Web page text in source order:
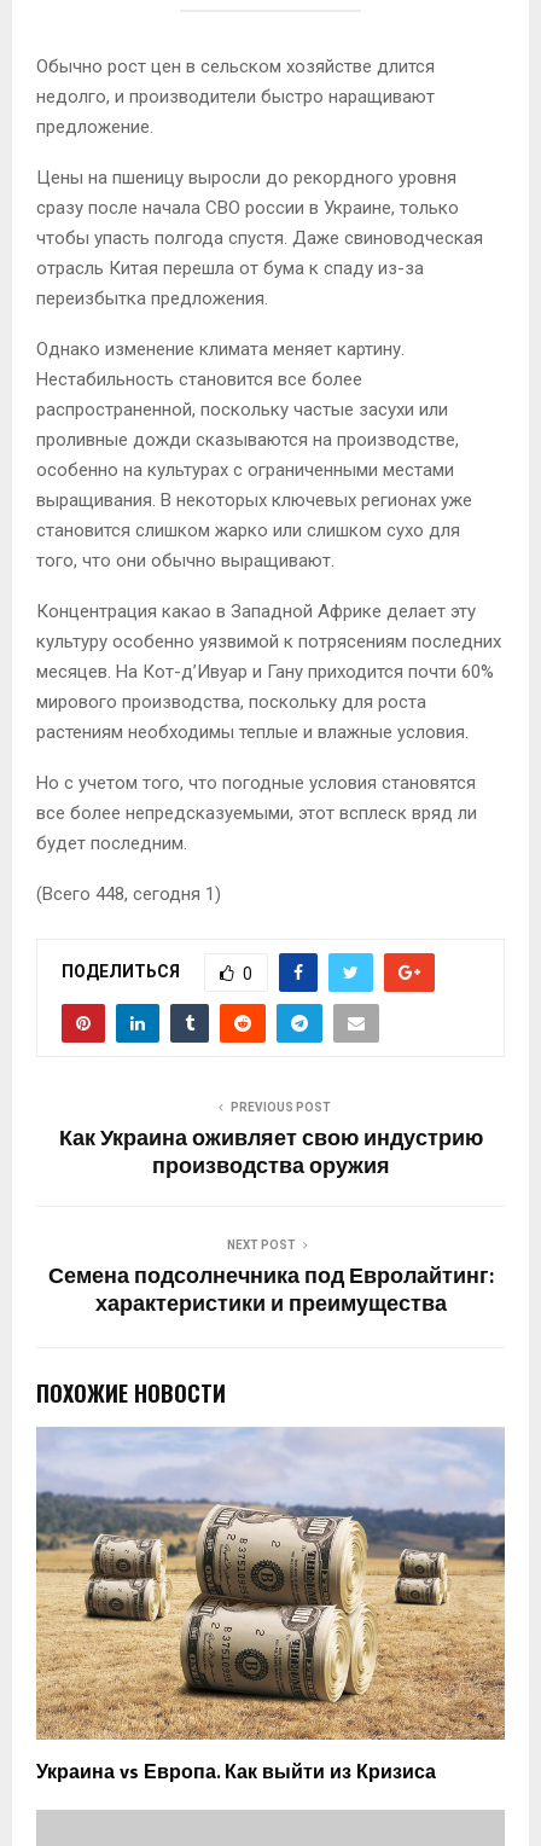
Обычно рост цен в сельском хозяйстве длится
недолго, и производители быстро наращивают
предложение.
Цены на пшеницу выросли до рекордного уровня
сразу после начала СВО россии в Украине, только
чтобы упасть полгода спустя. Даже свиноводческая
отрасль Китая перешла от бума к спаду из-за
переизбытка предложения.
Однако изменение климата меняет картину.
Нестабильность становится все более
распространенной, поскольку частые засухи или
проливные дожди сказываются на производстве,
особенно на культурах с ограниченными местами
выращивания. В некоторых ключевых регионах уже
становится слишком жарко или слишком сухо для
того, что они обычно выращивают.
Концентрация какао в Западной Африке делает эту
культуру особенно уязвимой к потрясениям последних
месяцев. На Кот-д’Ивуар и Гану приходится почти 60%
мирового производства, поскольку для роста
растениям необходимы теплые и влажные условия.
Но с учетом того, что погодные условия становятся
все более непредсказуемыми, этот всплеск вряд ли
будет последним.
(Всего 448, сегодня 1)
ПОДЕЛИТЬСЯ 0
PREVIOUS POST
Как Украина оживляет свою индустрию
производства оружия
NEXT POST
Семена подсолнечника под Евролайтинг:
характеристики и преимущества
ПОХОЖИЕ НОВОСТИ
Украина vs Европа. Как выйти из Кризиса